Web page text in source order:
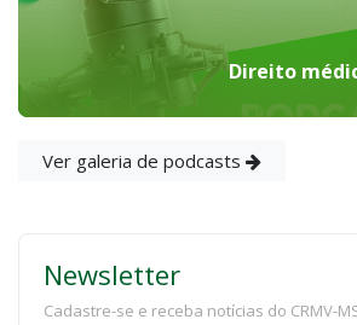
Direito
Ver galeria de podcasts
Newsletter
Cadastre-se e receba notícias do CRMV-